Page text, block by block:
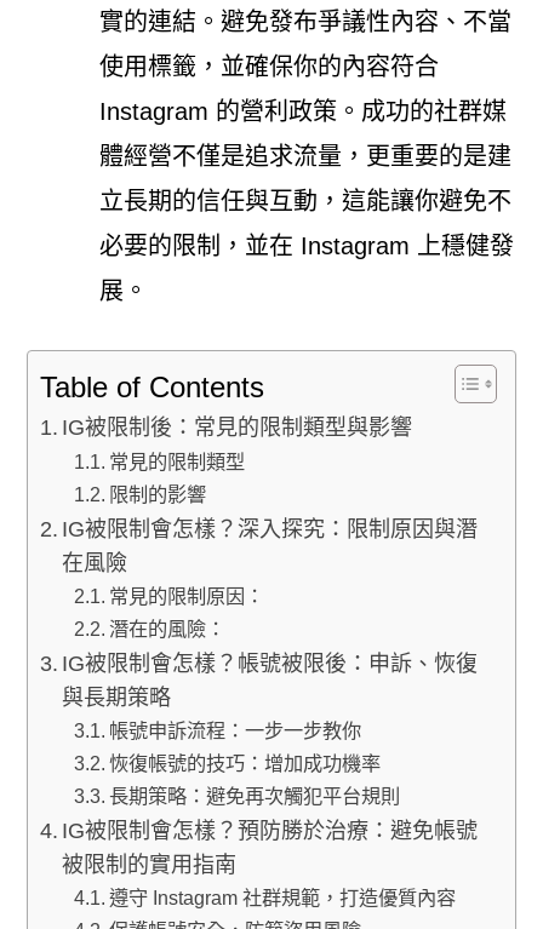
實的連結。避免發布爭議性內容、不當
使用標籤，並確保你的內容符合
Instagram 的營利政策。成功的社群媒
體經營不僅是追求流量，更重要的是建
立長期的信任與互動，這能讓你避免不
必要的限制，並在 Instagram 上穩健發
展。
Table of Contents
IG被限制後：常見的限制類型與影響
常見的限制類型
限制的影響
IG被限制會怎樣？深入探究：限制原因與潛
在風險
常見的限制原因：
潛在的風險：
IG被限制會怎樣？帳號被限後：申訴、恢復
與長期策略
帳號申訴流程：一步一步教你
恢復帳號的技巧：增加成功機率
長期策略：避免再次觸犯平台規則
IG被限制會怎樣？預防勝於治療：避免帳號
被限制的實用指南
遵守 Instagram 社群規範，打造優質內容